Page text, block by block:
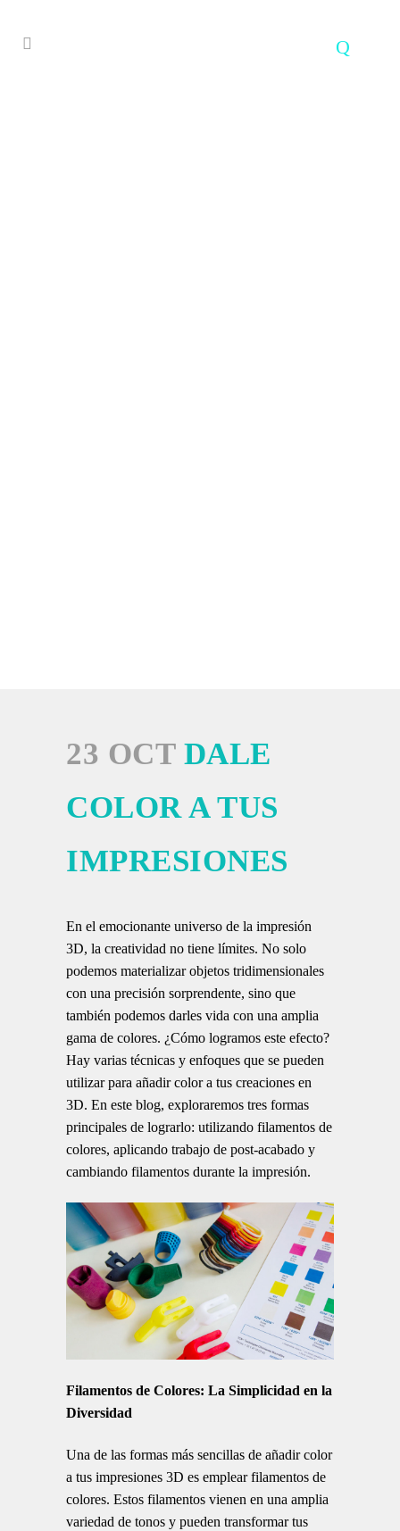
23 OCTDALE
COLOR A TUS
IMPRESIONES
En el emocionante universo de la impresión
3D, la creatividad no tiene límites. No solo
podemos materializar objetos tridimensionales
con una precisión sorprendente, sino que
también podemos darles vida con una amplia
gama de colores. ¿Cómo logramos este efecto?
Hay varias técnicas y enfoques que se pueden
utilizar para añadir color a tus creaciones en
3D. En este blog, exploraremos tres formas
principales de lograrlo: utilizando filamentos de
colores, aplicando trabajo de post-acabado y
cambiando filamentos durante la impresión.
Filamentos de Colores: La Simplicidad en la
Diversidad
Una de las formas más sencillas de añadir color
a tus impresiones 3D es emplear filamentos de
colores. Estos filamentos vienen en una amplia
variedad de tonos y pueden transformar tus